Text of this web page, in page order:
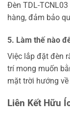
Đèn TDL-
hàng, đảm bảo
5. Làm thế nào
Việc lắp đặt đèn
trí mong muốn
mặt trời hướng
Liên Kết Hữu